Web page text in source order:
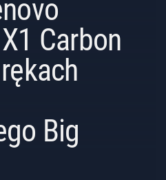
Carbon
Big